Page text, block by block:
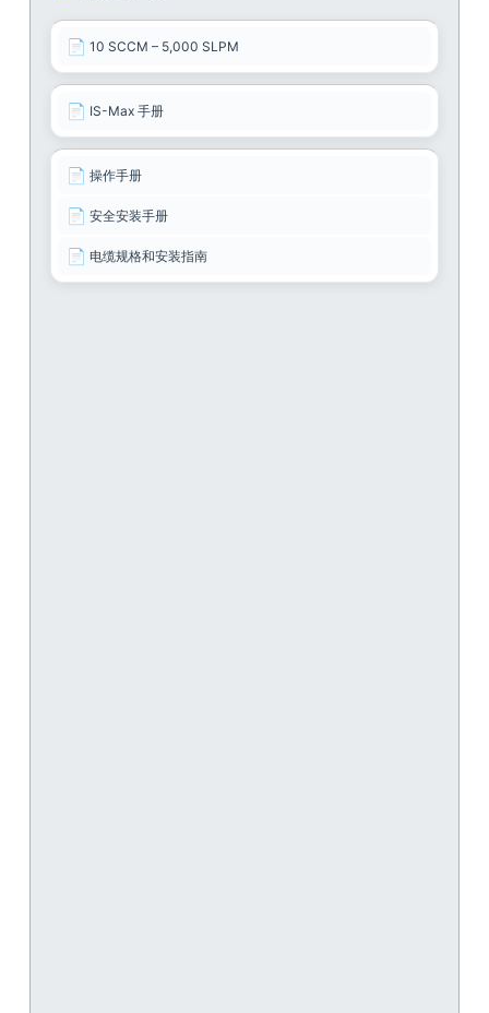
📄 10 SCCM – 5,000 SLPM
📄 IS-Max 手册
📄 操作手册
📄 安全安装手册
📄 电缆规格和安装指南